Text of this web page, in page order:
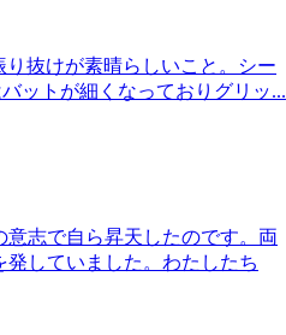
り抜けが素晴らしいこと。シー
ットが細くなっておりグリッ...
志で自ら昇天したのです。両
していました。わたしたち